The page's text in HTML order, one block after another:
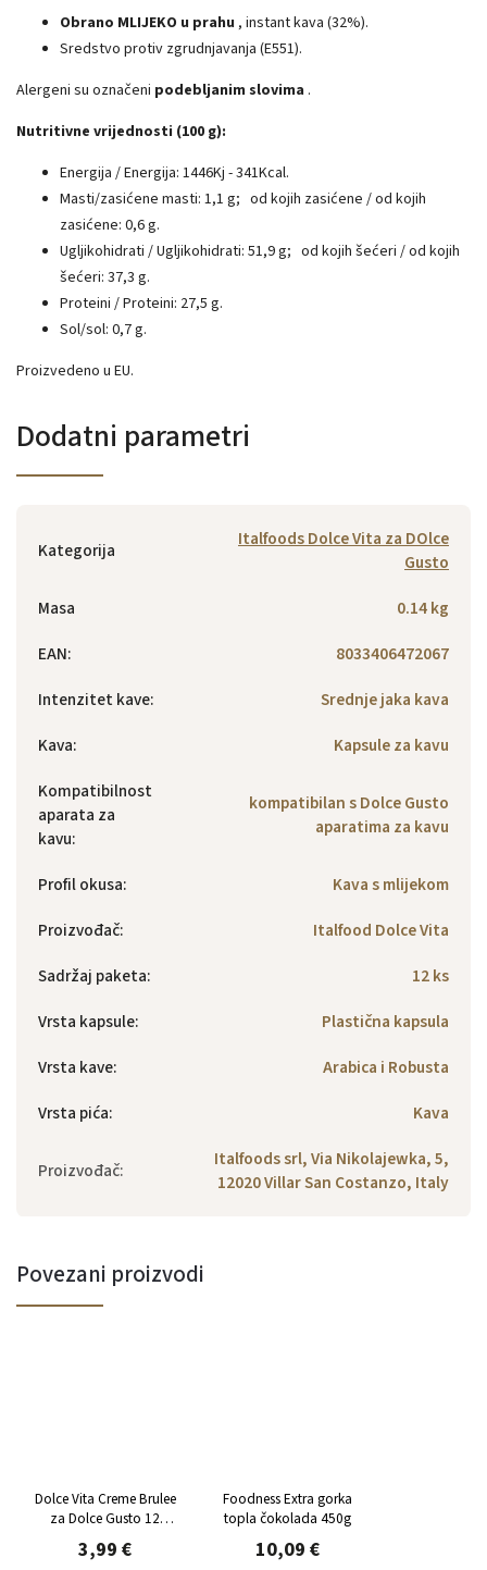
Obrano MLIJEKO u prahu , instant kava (32%).
Sredstvo protiv zgrudnjavanja (E551).
Alergeni su označeni podebljanim slovima .
Nutritivne vrijednosti (100 g):
Energija / Energija: 1446Kj - 341Kcal.
Masti/zasićene masti: 1,1 g; od kojih zasićene / od kojih
zasićene: 0,6 g.
Ugljikohidrati / Ugljikohidrati: 51,9 g; od kojih šećeri / od kojih
šećeri: 37,3 g.
Proteini / Proteini: 27,5 g.
Sol/sol: 0,7 g.
Proizvedeno u EU.
Dodatni parametri
Kategorija
Italfoods Dolce Vita za DOlce
Gusto
Masa
0.14 kg
EAN:
8033406472067
Intenzitet kave:
Srednje jaka kava
Kava:
Kapsule za kavu
Kompatibilnost
aparata za
kavu:
kompatibilan s Dolce Gusto
aparatima za kavu
Profil okusa:
Kava s mlijekom
Proizvođač:
Italfood Dolce Vita
Sadržaj paketa:
12 ks
Vrsta kapsule:
Plastična kapsula
Vrsta kave:
Arabica i Robusta
Vrsta pića: Kava
Proizvođač:
Italfoods srl, Via Nikolajewka, 5,
12020 Villar San Costanzo, Italy
Povezani proizvodi
Dolce Vita Creme Brulee
za Dolce Gusto 12
3,99 €
Foodness Extra gorka
topla čokolada 450g
10,09 €